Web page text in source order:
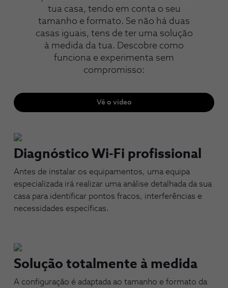
tua casa, tendo em conta o seu
tamanho e formato. Se não há duas
casas iguais, tens de ter uma solução
à medida da tua. Descobre como
funciona e experimenta sem
compromisso:
Vê o vídeo
Diagnóstico Wi-Fi profissional
Antes de instalar os equipamentos, uma equipa
especializada irá realizar uma análise detalhada da sua
casa para identificar pontos fracos, interferências e
necessidades específicas.
Solução totalmente à medida
A configuração é adaptada ao tamanho e formato da